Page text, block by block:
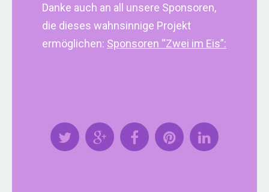
Danke auch an all unsere Sponsoren,
die dieses wahnsinnige Projekt
ermöglichen: Sponsoren “Zwei im Eis”: